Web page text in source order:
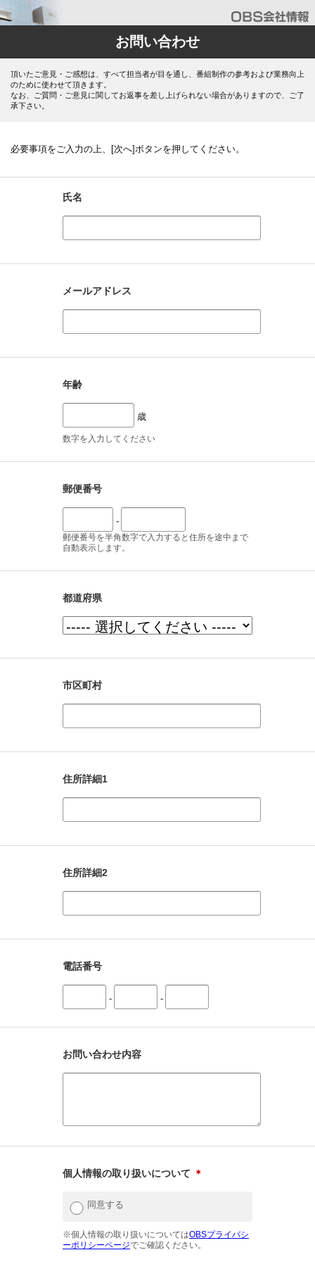
お問い合わせ
頂いたご意見・ご感想は、すべて担当者が目を通し、番組制作の参考および業務向上
のために使わせて頂きます。
なお、ご質問・ご意見に関してお返事を差し上げられない場合がありますので、ご了
承下さい。
必要事項をご入力の上、[次へ]ボタンを押してください。
氏名
メールアドレス
年齢
歳
数字を入力してください
郵便番号
-
郵便番号を半角数字で入力すると住所を途中まで
自動表示します。
都道府県
市区町村
住所詳細1
住所詳細2
電話番号
- -
お問い合わせ内容
個人情報の取り扱いについて ＊
同意する
※個人情報の取り扱いについてはOBSプライバシ
ーポリシーページでご確認ください。